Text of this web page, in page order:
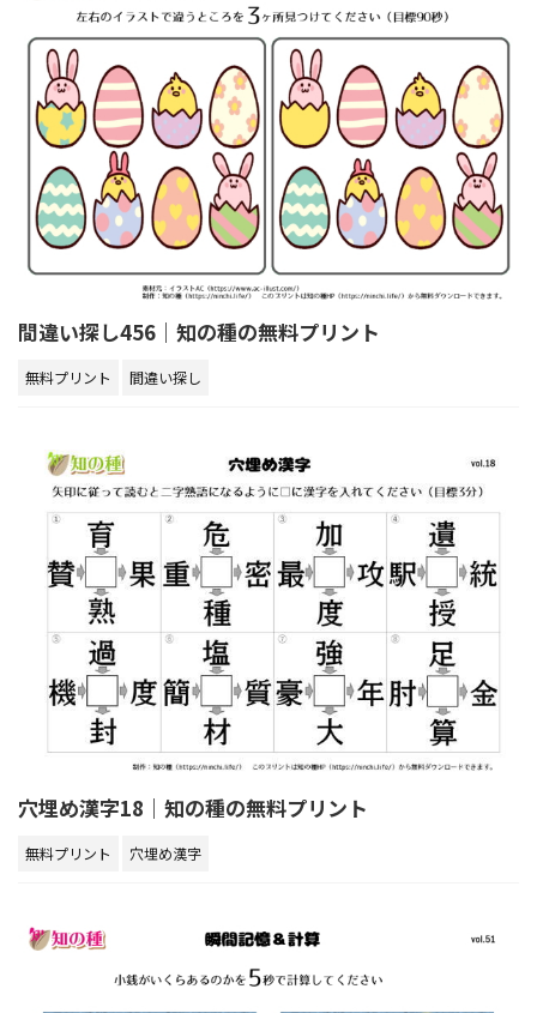
間違い探し456｜知の種の無料プリント
無料プリント 間違い探し
穴埋め漢字18｜知の種の無料プリント
無料プリント 穴埋め漢字